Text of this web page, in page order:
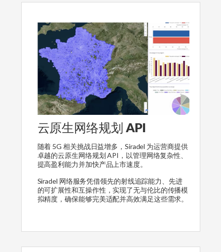
云原生网络规划 API
随着 5G 相关挑战日益增多，Siradel 为运营商提供
卓越的云原生网络规划 API，以管理网络复杂性、
提高盈利能力并加快产品上市速度。
Siradel 网络服务凭借领先的射线追踪能力、先进
的可扩展性和互操作性，实现了无与伦比的传播模
拟精度，确保能够完美适配并高效满足这些需求。